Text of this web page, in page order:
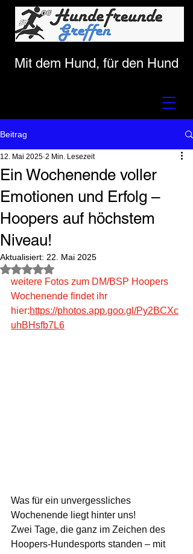
Mit dem Hund, für den Hund
Beitrag
Ein Wochenende voller
Emotionen und Erfolg –
Hoopers auf höchstem
Niveau!
12. Mai 2025 2 Min. Lesezeit
Aktualisiert: 22. Mai 2025
Mit NaN von 5 Sternen bewertet.
weitere Fotos zum DM/BSP Hoopers
Wochenende findet ihr
hier:https://photos.app.goo.gl/Py2BCXc
uhBHsfb7L6
Was für ein unvergessliches
Wochenende liegt hinter uns!
Zwei Tage, die ganz im Zeichen des
Hoopers-Hundesports standen – mit